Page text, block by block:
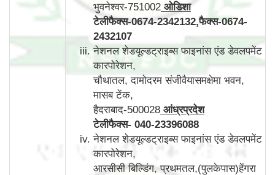
भुवनेश्वर-751002 ओडिशा
टेलीफैक्स-0674-2342132,फैक्स-0674-
2432107
नेशनल शेडयूल्डट्राइब्स फाइनांस एंड डेवलपमेंट
कारपोरेशन,
चौथातल, दामोदरम संजीवैयासमक्षेमा भवन,
मासब टेंक,
हैदराबाद-500028 आंध्रप्रदेश
टेलीफैक्स- 040-23396088
नेशनल शेडयूल्डट्राइब्स फाइनांस एंड डेवलपमेंट
कारपोरेशन,
आरसीसी बिल्डिंग, प्रथमतल,(पुलकेपास)हेंगरा